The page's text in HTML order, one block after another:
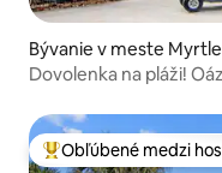
Bývanie v meste
Dovolenka na pláži!
Najobľúbenejšie
Obľúbené medzi